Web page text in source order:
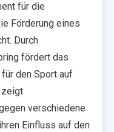
für die
Förderung eines
Durch
fördert das
den Sport auf
zeigt
verschiedene
Einfluss auf den